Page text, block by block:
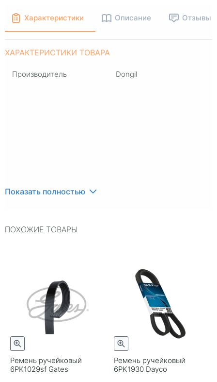
Характеристики Описание Отзывы
ХАРАКТЕРИСТИКИ ТОВАРА
Производитель Dongil
Показать полностью
ПОХОЖИЕ ТОВАРЫ
Ремень ручейковый
6PK1029sf Gates
Ремень ручейковый
6PK1930 Dayco